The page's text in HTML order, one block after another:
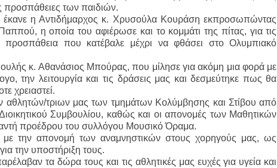
προσπάθειες των παιδιών.
η Αντιδήμαρχος κ. Χρυσούλα Κουράση εκπροσωπώντας
η οποία του αφιέρωσε και το κομμάτι της πίτας, για τις
που κατέβαλε μέχρι να φθάσει στο Ολυμπιακό
κ. Αθανάσιος Μπούρας, που μίλησε για ακόμη μια φορά με
την λειτουργία και τις δράσεις μας και δεσμεύτηκε πως θα
χρειαστεί.
αθλητών/τριων μας των τμημάτων Κολύμβησης και Στίβου από
Συμβουλίου, καθώς και οι απονομές των Μαθητικών
προέδρου του συλλόγου Μουσικό Όραμα.
με την απονομή των αναμνηστικών στους χορηγούς μας, ως
την υποστήριξη τους.
τα δώρα τους και τις αθλητικές μας ευχές για υγεία και